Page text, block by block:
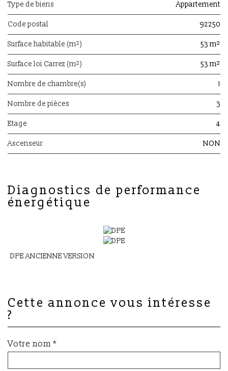
Type de biens Appartement
Code postal 92250
Surface habitable (m²) 53 m²
Surface loi Carrez (m²) 53 m²
Nombre de chambre(s) 1
Nombre de pièces 3
Etage 4
Ascenseur NON
diagnostics de performance
énergétique
DPE ANCIENNE VERSION
cette annonce vous intéresse
?
Votre nom *